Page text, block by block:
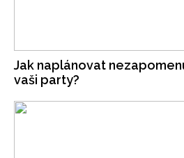
Jak naplánovat
vaši party?